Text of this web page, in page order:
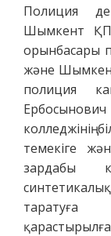
Полиция
Шымкент
орынбасары
және
полиция
колледжінің
темекіге
зардабы
таратуға